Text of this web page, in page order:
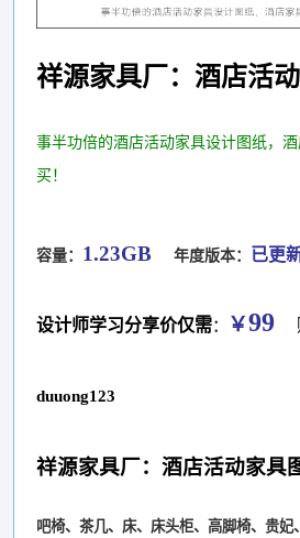
祥源家具厂：酒店活
事半功倍的酒店活动家具设计图纸，
买！
容量： 1.23GB 年度版本： 已更
设计师学习分享价仅需： ￥99
duuong123
祥源家具厂：酒店活动家具
吧椅、茶几、床、床头柜、高脚椅、贵妃